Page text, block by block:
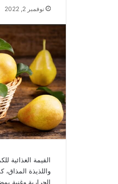
نوفمبر 2, 2022
القيمة الغذائية
واللذيذة المذاق،
الحرارية وغنية